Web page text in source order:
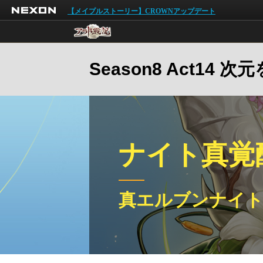
NEXON
【メイプルストーリー】CROWNアップデート
Season8 Act14 次元
ナイト真覚
真エルブンナイト